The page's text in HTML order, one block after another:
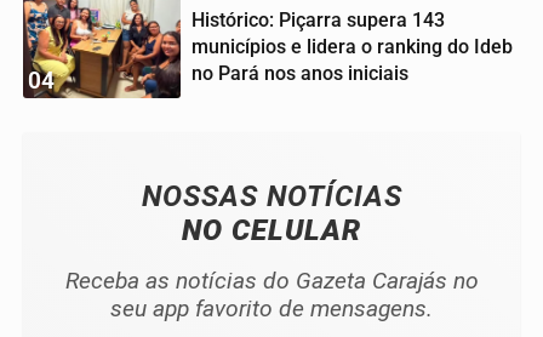
04
Histórico: Piçarra supera 143
municípios e lidera o ranking do Ideb
no Pará nos anos iniciais
NOSSAS NOTÍCIAS
NO CELULAR
Receba as notícias do Gazeta Carajás no
seu app favorito de mensagens.